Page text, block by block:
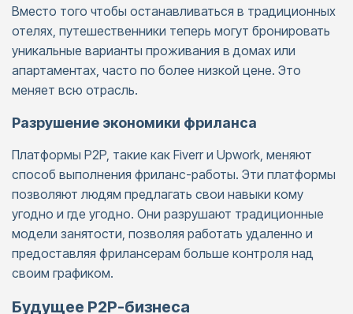
Вместо того чтобы останавливаться в традиционных
отелях, путешественники теперь могут бронировать
уникальные варианты проживания в домах или
апартаментах, часто по более низкой цене. Это
меняет всю отрасль.
Разрушение экономики фриланса
Платформы P2P, такие как Fiverr и Upwork, меняют
способ выполнения фриланс-работы. Эти платформы
позволяют людям предлагать свои навыки кому
угодно и где угодно. Они разрушают традиционные
модели занятости, позволяя работать удаленно и
предоставляя фрилансерам больше контроля над
своим графиком.
Будущее P2P-бизнеса